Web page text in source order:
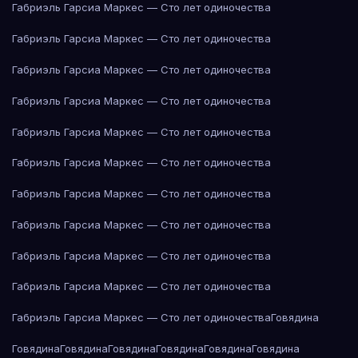
Габриэль Гарсиа Маркес — Сто лет одиночества
Габриэль Гарсиа Маркес — Сто лет одиночества
Габриэль Гарсиа Маркес — Сто лет одиночества
Габриэль Гарсиа Маркес — Сто лет одиночества
Габриэль Гарсиа Маркес — Сто лет одиночества
Габриэль Гарсиа Маркес — Сто лет одиночества
Габриэль Гарсиа Маркес — Сто лет одиночества
Габриэль Гарсиа Маркес — Сто лет одиночества
Габриэль Гарсиа Маркес — Сто лет одиночества
Габриэль Гарсиа Маркес — Сто лет одиночества
Габриэль Гарсиа Маркес — Сто лет одиночестваГовядина
ГовядинаГовядинаГовядинаГовядинаГовядинаГовядина